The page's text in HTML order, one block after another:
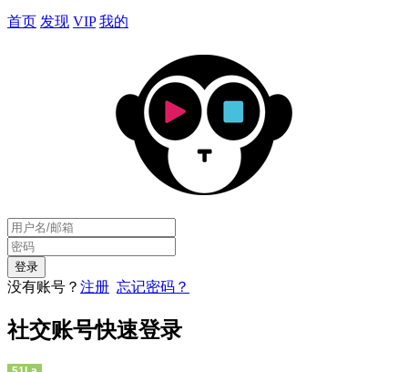
首页 发现 VIP 我的
没有账号？ 注册 忘记密码？
社交账号快速登录